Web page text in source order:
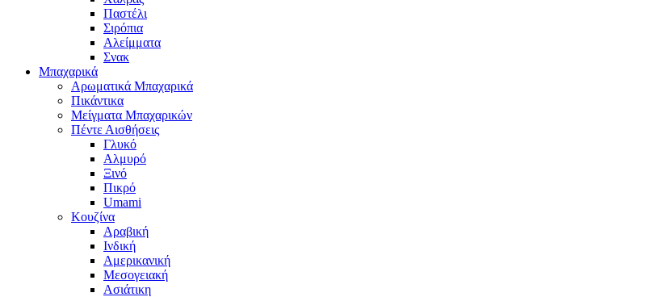
Παστέλι
Σιρόπια
Αλείμματα
Σνακ
Μπαχαρικά
Αρωματικά Μπαχαρικά
Πικάντικα
Μείγματα Μπαχαρικών
Πέντε Αισθήσεις
Γλυκό
Αλμυρό
Ξινό
Πικρό
Umami
Κουζίνα
Αραβική
Ινδική
Αμερικανική
Μεσογειακή
Ασιάτικη